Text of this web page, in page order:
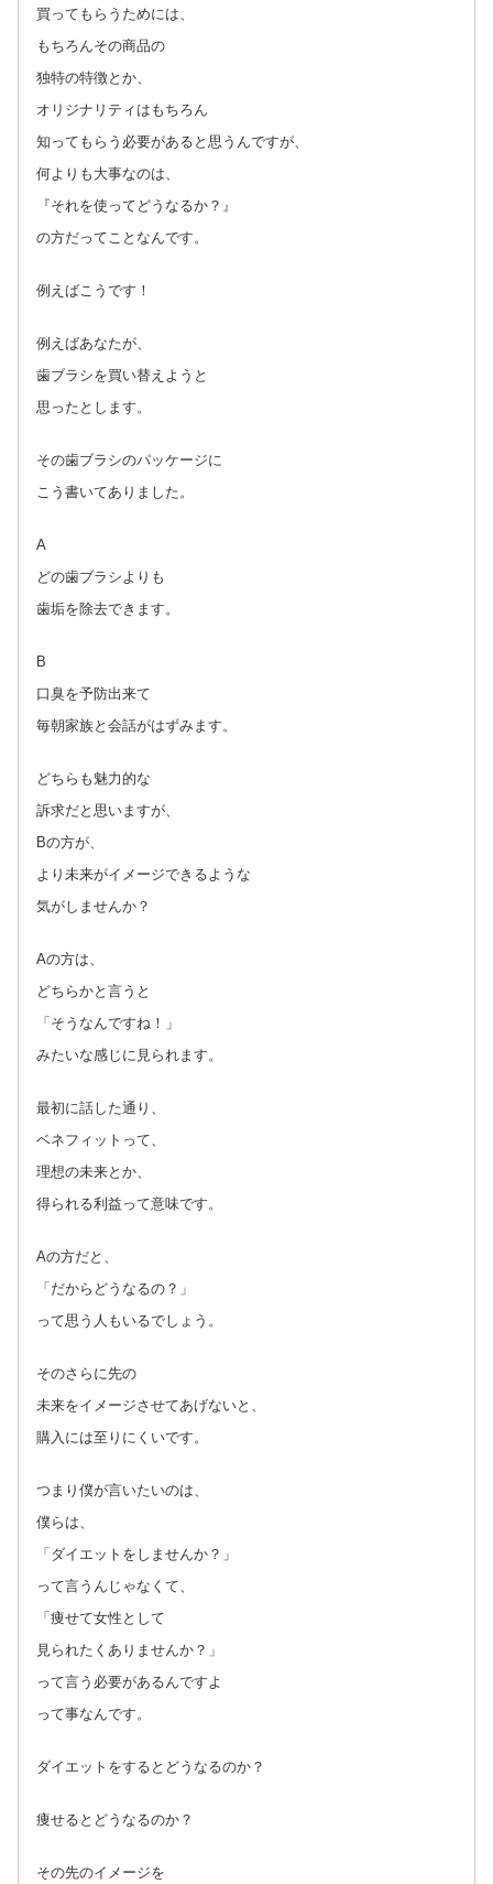
買ってもらうためには、
もちろんその商品の
独特の特徴とか、
オリジナリティはもちろん
知ってもらう必要があると思うんですが、
何よりも大事なのは、
『それを使ってどうなるか？』
の方だってことなんです。
例えばこうです！
例えばあなたが、
歯ブラシを買い替えようと
思ったとします。
その歯ブラシのパッケージに
こう書いてありました。
A
どの歯ブラシよりも
歯垢を除去できます。
B
口臭を予防出来て
毎朝家族と会話がはずみます。
どちらも魅力的な
訴求だと思いますが、
Bの方が、
より未来がイメージできるような
気がしませんか？
Aの方は、
どちらかと言うと
「そうなんですね！」
みたいな感じに見られます。
最初に話した通り、
ベネフィットって、
理想の未来とか、
得られる利益って意味です。
Aの方だと、
「だからどうなるの？」
って思う人もいるでしょう。
そのさらに先の
未来をイメージさせてあげないと、
購入には至りにくいです。
つまり僕が言いたいのは、
僕らは、
「ダイエットをしませんか？」
って言うんじゃなくて、
「痩せて女性として
見られたくありませんか？」
って言う必要があるんですよ
って事なんです。
ダイエットをするとどうなるのか？
痩せるとどうなるのか？
その先のイメージを